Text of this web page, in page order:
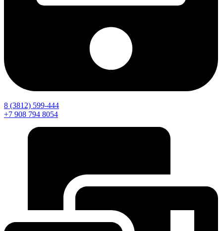
8 (3812) 599-444
+7 908 794 8054